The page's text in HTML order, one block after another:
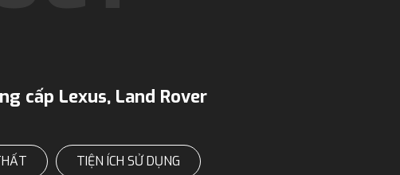
cấp Lexus, Land Rover
TIỆN ÍCH SỬ DỤNG